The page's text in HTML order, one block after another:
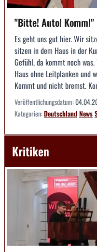
"Bitte! Auto! Komm!"
Es geht uns gut hier. Wir
sitzen in dem Haus in der
Gefühl, da kommt noch
Haus ohne Leitplanken und
Kommt und nicht bremst.
Veröffentlichungsdatum:
Kategorien:DeutschlandNews
Kritiken